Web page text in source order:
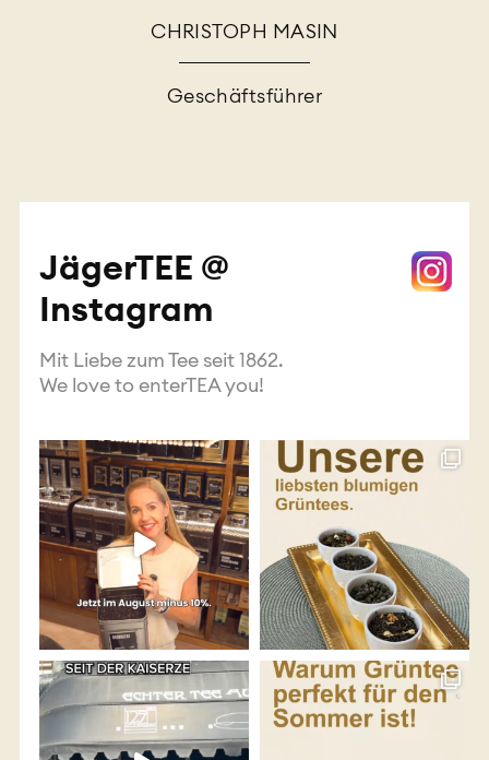
CHRISTOPH MASIN
Geschäftsführer
JägerTEE @
Instagram
Mit Liebe zum Tee seit 1862.
We love to enterTEA you!